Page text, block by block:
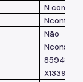
N consta
Nconta
Não
Nconsta
8594856
X133988